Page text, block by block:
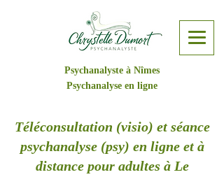
Psychanalyste à Nîmes
Psychanalyse en ligne
Téléconsultation (visio) et séance
psychanalyse (psy) en ligne et à
distance pour adultes à Le